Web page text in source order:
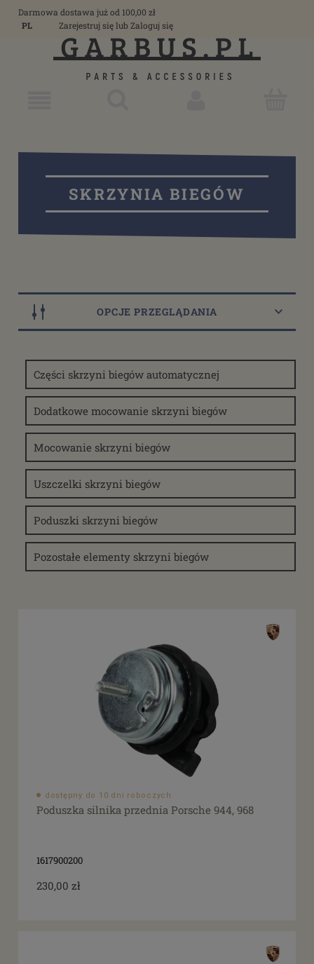
Darmowa dostawa już od 100,00 zł
PL
Zarejestruj sięlub Zaloguj się
SKRZYNIA BIEGÓW
OPCJE PRZEGLĄDANIA
Dostępność
dostępny do 10 dni roboczych(1)
dostępne: 8 szt.(1)
Cena
od
Części skrzyni biegów automatycznej
Dodatkowe mocowanie skrzyni biegów
Mocowanie skrzyni biegów
Uszczelki skrzyni biegów
Poduszki skrzyni biegów
Pozostałe elementy skrzyni biegów
dostępny do 10 dni roboczych
Poduszka silnika przednia Porsche 944, 968
1617900200
230,00 zł